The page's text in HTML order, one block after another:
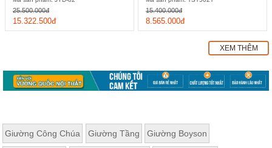
15.322.500đ
25.500.000đ
8.565.000đ
15.400.000đ
XEM THÊM
Giường Công Chúa Giường Tầng Giường Boyson